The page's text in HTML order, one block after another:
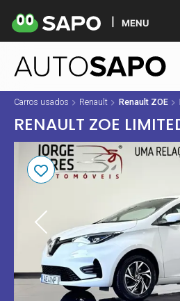
MENU
Carros usados Renault Renault ZOE
RENAULT ZOE